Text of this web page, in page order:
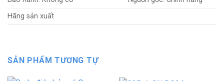
Hãng sản xuất
SẢN PHẨM TƯƠNG TỰ